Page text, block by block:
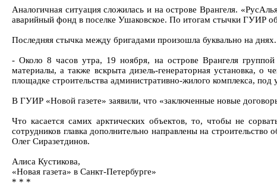
Аналогичная ситуация сложилась и на острове Врангеля.
аварийный фонд в поселке Ушаковское. По итогам стычки ГУИР
Последняя стычка между бригадами произошла буквально на
- Около 8 часов утра, 19 ноября, на острове Врангеля
материалы, а также вскрыта дизель-генераторная установка,
площадке строительства административно-жилого комплекса,
В ГУИР «Новой газете» заявили, что «заключенные новые
Что касается самих арктических объектов, то, чтобы не
сотрудников главка дополнительно направлены на
Олег Сиразетдинов.
Алиса Кустикова,
«Новая газета» в Санкт-Петербурге»
* * *